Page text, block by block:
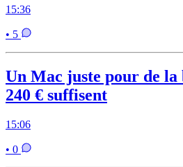
15:36
• 5
Un Mac juste pour de la
240 € suffisent
15:06
• 0